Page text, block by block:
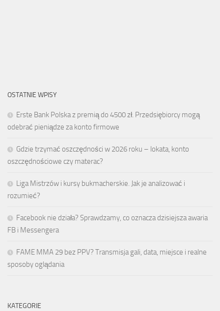
OSTATNIE WPISY
Erste Bank Polska z premią do 4500 zł. Przedsiębiorcy mogą
odebrać pieniądze za konto firmowe
Gdzie trzymać oszczędności w 2026 roku – lokata, konto
oszczędnościowe czy materac?
Liga Mistrzów i kursy bukmacherskie. Jak je analizować i
rozumieć?
Facebook nie działa? Sprawdzamy, co oznacza dzisiejsza awaria
FB i Messengera
FAME MMA 29 bez PPV? Transmisja gali, data, miejsce i realne
sposoby oglądania
KATEGORIE